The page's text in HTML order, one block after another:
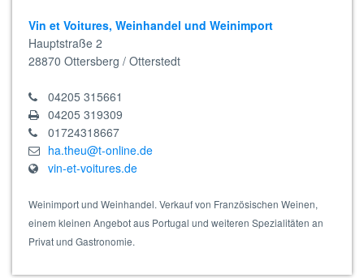
Vin et Voitures, Weinhandel und Weinimport
Hauptstraße 2
28870 Ottersberg / Otterstedt
04205 315661
04205 319309
01724318667
ha.theu@t-online.de
vin-et-voitures.de
Weinimport und Weinhandel. Verkauf von Französischen Weinen,
einem kleinen Angebot aus Portugal und weiteren Spezialitäten an
Privat und Gastronomie.